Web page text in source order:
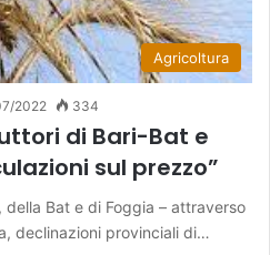
Agricoltura
2022 334
di Bari-Bat e
sul prezzo”
Bat e di Foggia – attraverso
declinazioni provinciali di…